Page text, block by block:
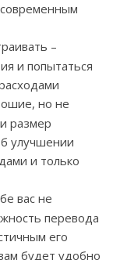
–
и попытаться
но не
размер
улучшении
и только
вас не
перевода
его
будет удобно